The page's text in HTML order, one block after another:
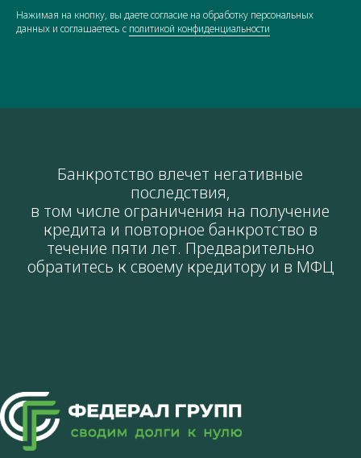
Нажимая на кнопку, вы даете согласие на обработку персональных
данных и соглашаетесь c политикой конфиденциальности